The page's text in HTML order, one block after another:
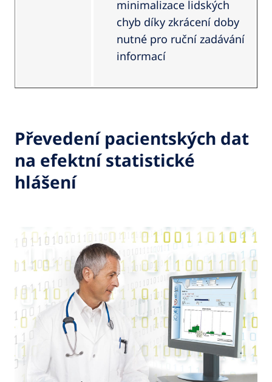
minimalizace lidských
chyb díky zkrácení doby
nutné pro ruční zadávání
informací
Převedení pacientských dat
na efektní statistické
hlášení